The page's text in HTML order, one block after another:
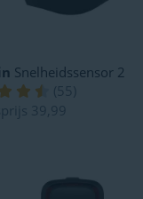
Snelheidssensor 2
( 55
39,99